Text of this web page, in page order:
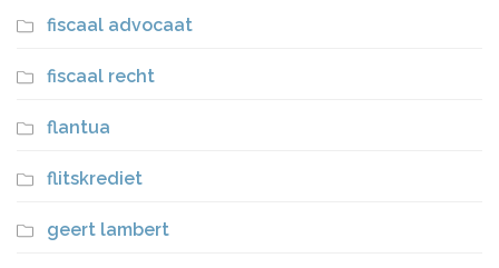
fiscaal advocaat
fiscaal recht
flantua
flitskrediet
geert lambert